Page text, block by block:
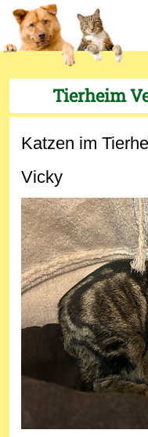
Tierheim
Katzen im
Vicky